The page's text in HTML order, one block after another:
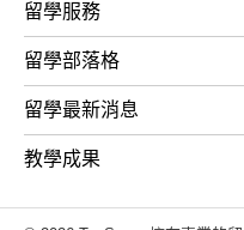
留學服務
留學部落格
留學最新消息
教學成果